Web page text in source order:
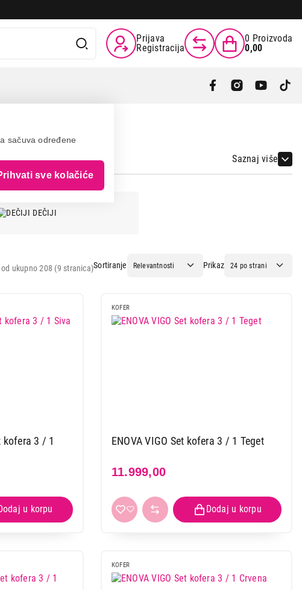
sačuva određene
sve kolačiće
Prijava
Registracija
0 Proizvoda
0,00
Saznaj više
DEČIJI
Sortiranje Prikaz
ukupno 208 (9 stranica)
kofera 3 / 1
KOFER
ENOVA VIGO Set kofera 3 / 1 Teget
11.999,00
KOFER